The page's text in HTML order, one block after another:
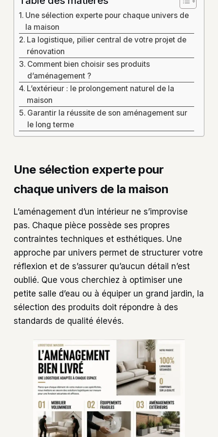
Une sélection experte pour chaque univers de
la maison
La logistique, pilier central de votre projet de
rénovation
Comment bien choisir ses produits
d’aménagement ?
L’extérieur : le prolongement naturel de la
maison
Garantir la réussite de son aménagement sur
le long terme
Une sélection experte pour
chaque univers de la maison
L’aménagement d’un intérieur ne s’improvise
pas. Chaque pièce possède ses propres
contraintes techniques et esthétiques. Une
approche par univers permet de structurer votre
réflexion et de s’assurer qu’aucun détail n’est
oublié. Que vous cherchiez à optimiser une
petite salle d’eau ou à équiper un grand jardin, la
sélection des produits doit répondre à des
standards de qualité élevés.